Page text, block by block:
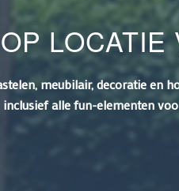
meubilair, decoratie en
alle fun-elementen